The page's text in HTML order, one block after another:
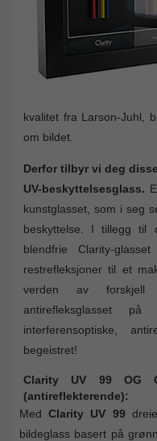
kvalitet fra Larson-Juhl,
om bildet.
Derfor tilbyr vi deg
UV-beskyttelsesglass.
kunstglasset, som i seg
beskyttelse. I tillegg til
blendfrie Clarity-
restrefleksjoner til et
verden av forskjell
antirefleksglasset
interferensoptiske,
begeistret!
Clarity UV 99 OG
(antireflekterende):
MedClarity UV 99
bildeglass basert på